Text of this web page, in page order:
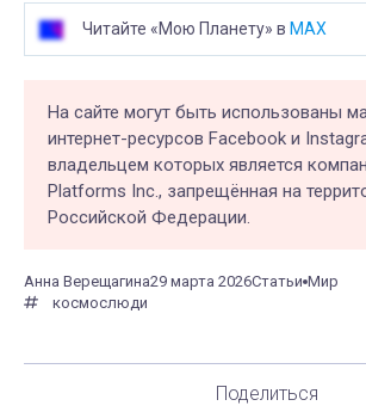
Читайте «Мою Планету» в MAX
На сайте могут быть использованы
интернет-ресурсов Facebook и
владельцем которых является
Platforms Inc., запрещённая на
Российской Федерации.
Анна Верещагина29 марта 2026Статьи Мир
космослюди
Поделиться